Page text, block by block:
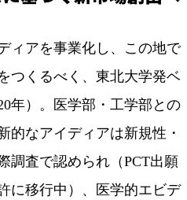
ィアを事業化し、この地で
つくるべく、東北大学発ベ
年）。医学部・工学部との
的なアイディアは新規性・
調査で認められ（PCT出願
に移行中）、医学的エビデ